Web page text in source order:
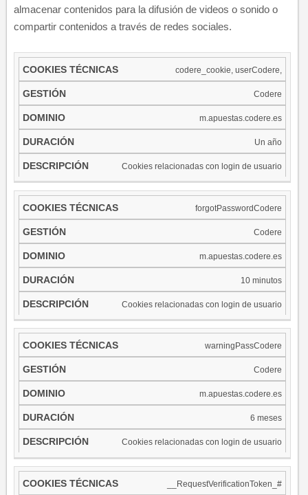
almacenar contenidos para la difusión de videos o sonido o
compartir contenidos a través de redes sociales.
COOKIES
TÉCNICAS
GESTIÓN DOMINIO DURACIÓN
codere_cookie, userCodere,
Codere
m.apuestas.codere.es
Un año
Cookies relacionadas con login de usuario
forgotPasswordCodere
Codere
m.apuestas.codere.es
10 minutos
Cookies relacionadas con login de usuario
warningPassCodere
Codere
m.apuestas.codere.es
6 meses
Cookies relacionadas con login de usuario
__RequestVerificationToken_#